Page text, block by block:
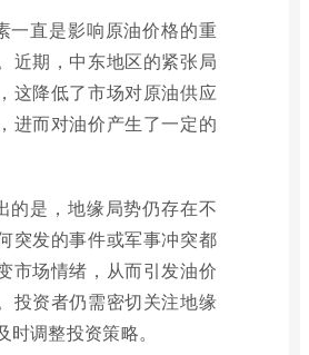
一直是影响原油价格的重
近期，中东地区的紧张局
这降低了市场对原油供应
进而对油价产生了一定的
的是，地缘局势仍存在不
突发的事件或军事冲突都
市场情绪，从而引发油价
投资者仍需密切关注地缘
时调整投资策略。